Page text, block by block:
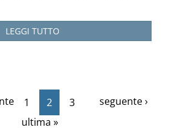
LEGGI TUTTO
1 2 3
seguente ›
ultima »